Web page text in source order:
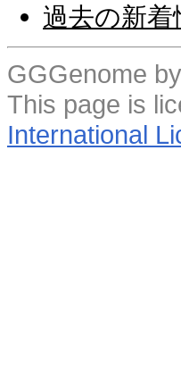
過去の新着
GGGenome by
This page is
International